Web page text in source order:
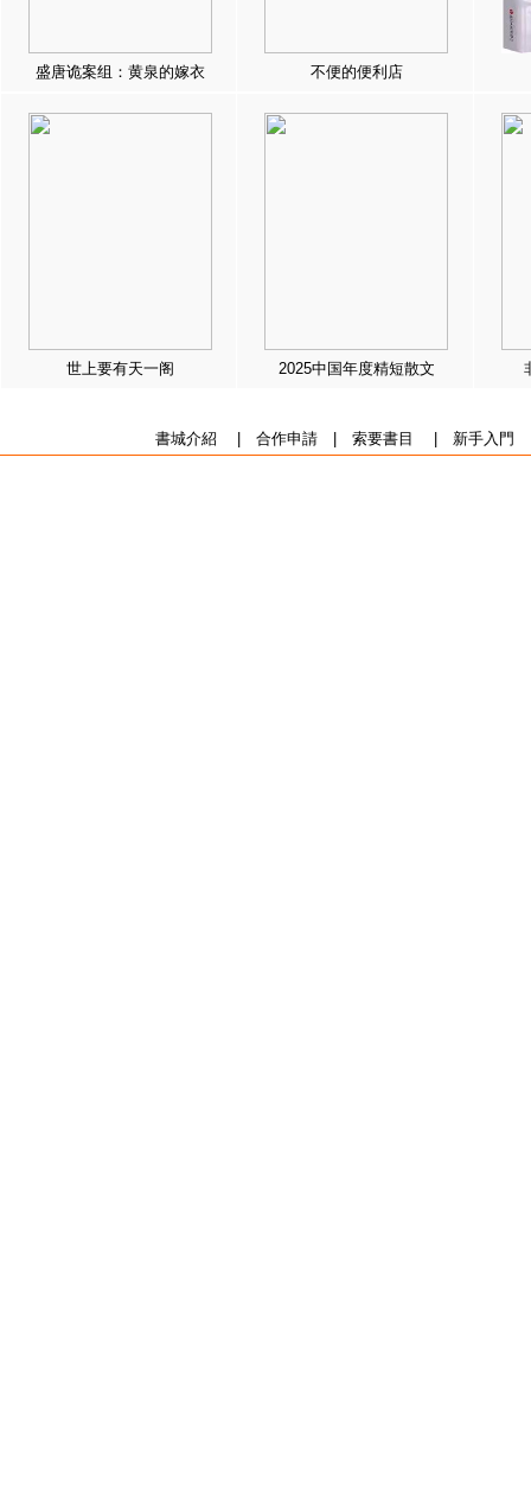
盛唐诡案组：黄泉的嫁衣 不便的便利店
世上要有天一阁 2025中国年度精短散文
書城介紹 合作申請| 索要書目 新手入門